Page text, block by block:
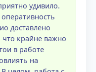
удивило.
доставлено
крайне важно
в работе
на